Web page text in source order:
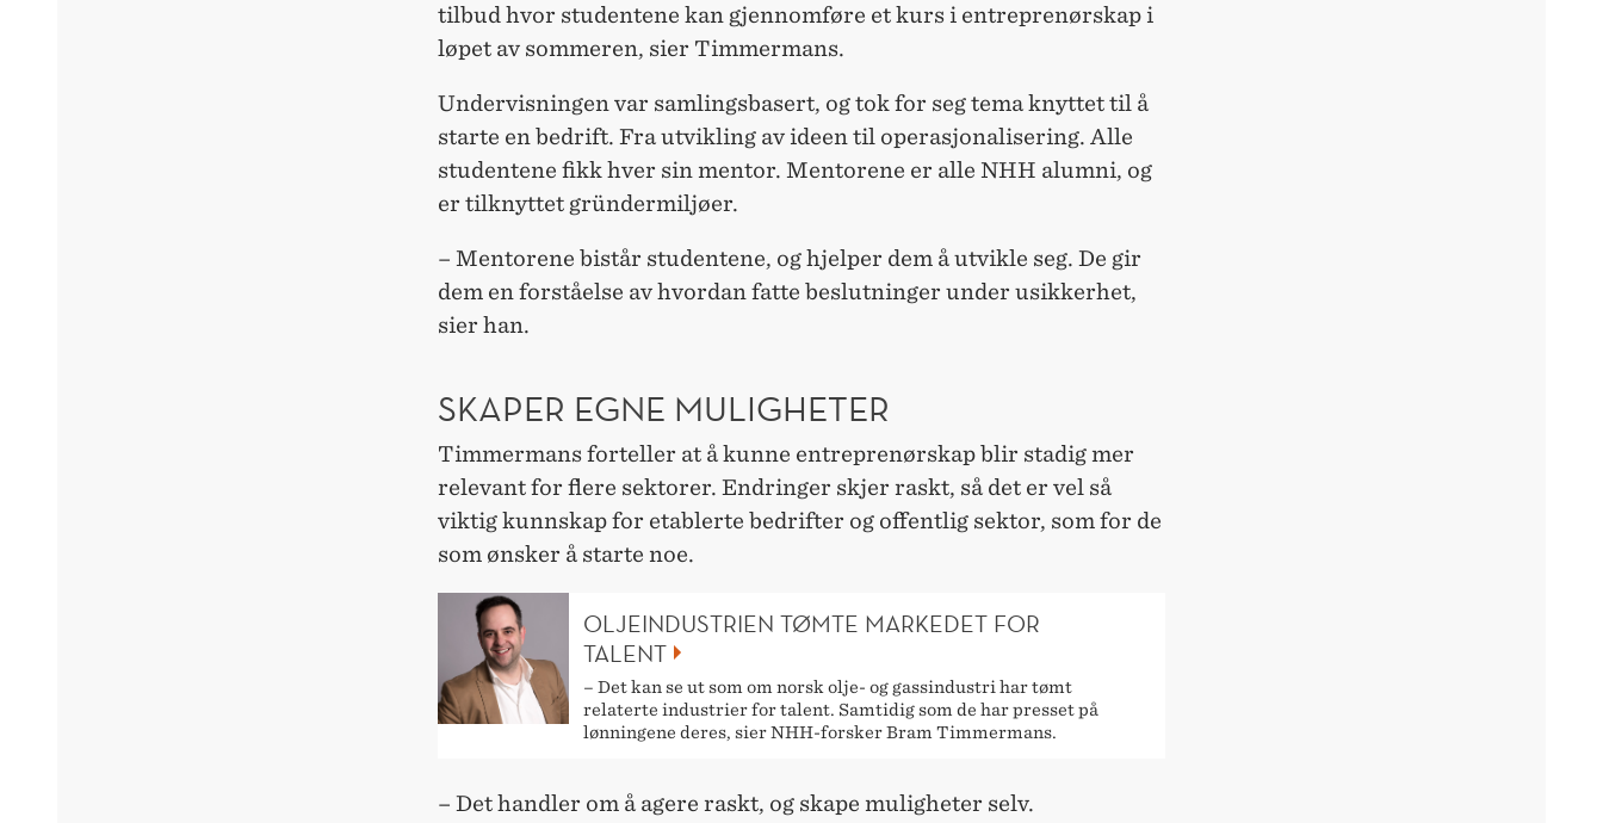
tilbud hvor studentene kan gjennomføre et kurs i entreprenørskap i
løpet av sommeren, sier Timmermans.
Undervisningen var samlingsbasert, og tok for seg tema knyttet til å
starte en bedrift. Fra utvikling av ideen til operasjonalisering. Alle
studentene fikk hver sin mentor. Mentorene er alle NHH alumni, og
er tilknyttet gründermiljøer.
– Mentorene bistår studentene, og hjelper dem å utvikle seg. De gir
dem en forståelse av hvordan fatte beslutninger under usikkerhet,
sier han.
SKAPER EGNE MULIGHETER
Timmermans forteller at å kunne entreprenørskap blir stadig mer
relevant for flere sektorer. Endringer skjer raskt, så det er vel så
viktig kunnskap for etablerte bedrifter og offentlig sektor, som for de
som ønsker å starte noe.
OLJEINDUSTRIEN TØMTE MARKEDET FOR
TALENT
– Det kan se ut som om norsk olje- og gassindustri har tømt
relaterte industrier for talent. Samtidig som de har presset på
lønningene deres, sier NHH-forsker Bram Timmermans.
– Det handler om å agere raskt, og skape muligheter selv.